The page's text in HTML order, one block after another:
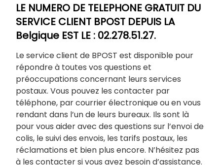
LE NUMERO DE TELEPHONE GRATUIT DU
SERVICE CLIENT BPOST DEPUIS LA
Belgique EST LE : 02.278.51.27.
Le service client de BPOST est disponible pour
répondre à toutes vos questions et
préoccupations concernant leurs services
postaux. Vous pouvez les contacter par
téléphone, par courrier électronique ou en vous
rendant dans l’un de leurs bureaux. Ils sont là
pour vous aider avec des questions sur l’envoi de
colis, le suivi des envois, les tarifs postaux, les
réclamations et bien plus encore. N’hésitez pas
à les contacter si vous avez besoin d’assistance.